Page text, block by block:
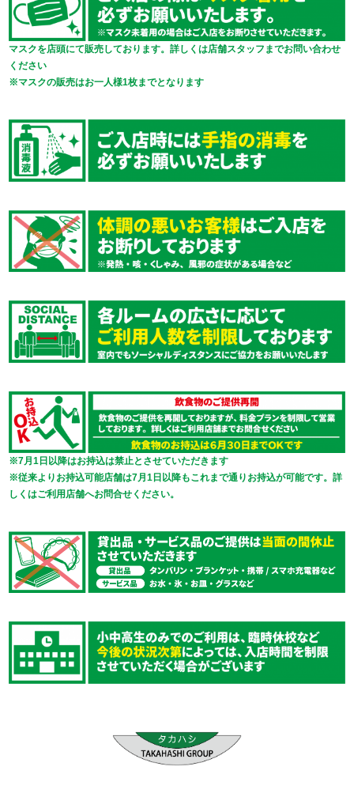
マスクを店頭にて販売しております。詳しくは店舗スタッフまでお問い合わせ
ください
※マスクの販売はお一人様1枚までとなります
※7月1日以降はお持込は禁止とさせていただきます
※従来よりお持込可能店舗は7月1日以降もこれまで通りお持込が可能です。詳
しくはご利用店舗へお問合せください。